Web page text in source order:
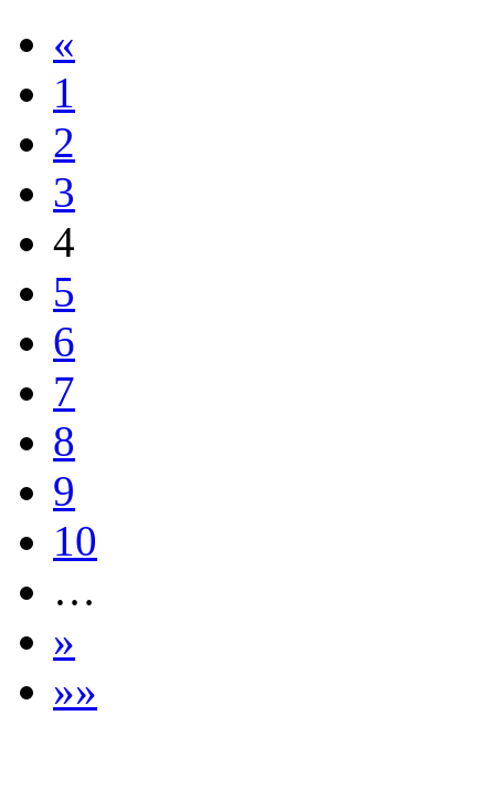
«
1
2
3
4
5
6
7
8
9
10
…
»
»»